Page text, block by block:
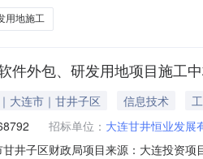
用地施工
件外包、研发用地项目施工
大连市｜甘井子区 信息技术
招标单位： 大连甘井恒业发展
井子区财政局项目来源：大连投资